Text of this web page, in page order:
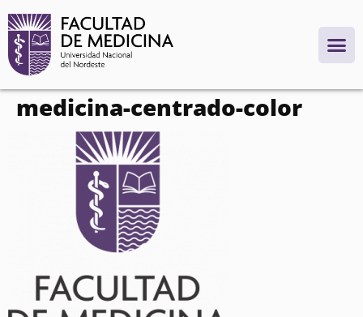
contenido
medicina-centrado-color